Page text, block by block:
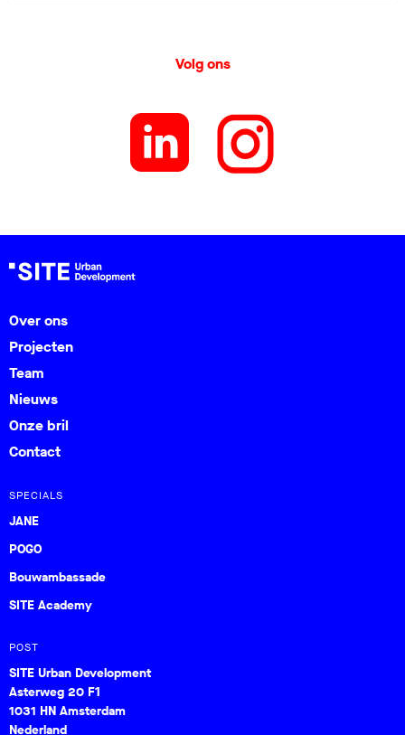
Volg ons
Over ons
Projecten
Team
Nieuws
Onze bril
Contact
SPECIALS
JANE
POGO
Bouwambassade
SITE Academy
POST
SITE Urban Development
Asterweg 20 F1
1031 HN Amsterdam
Nederland